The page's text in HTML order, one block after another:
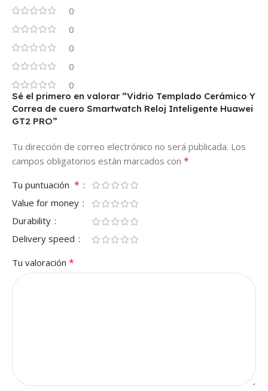
0
0
0
0
0
Sé el primero en valorar “Vidrio Templado Cerámico Y
Correa de cuero Smartwatch Reloj Inteligente Huawei
GT2 PRO”
Tu dirección de correo electrónico no será publicada. Los
campos obligatorios están marcados con *
Tu puntuación *
Value for money
Durability
Delivery speed
Tu valoración *